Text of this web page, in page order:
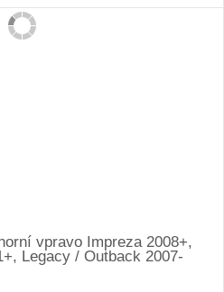
vpravo Impreza 2008+,
Legacy / Outback 2007-